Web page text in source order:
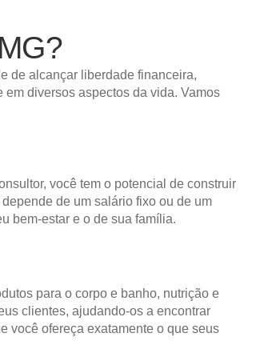
de alcançar liberdade financeira,
diversos aspectos da vida. Vamos
você tem o potencial de construir
de um salário fixo ou de um
bem-estar e o de sua família.
para o corpo e banho, nutrição e
clientes, ajudando-os a encontrar
você ofereça exatamente o que seus